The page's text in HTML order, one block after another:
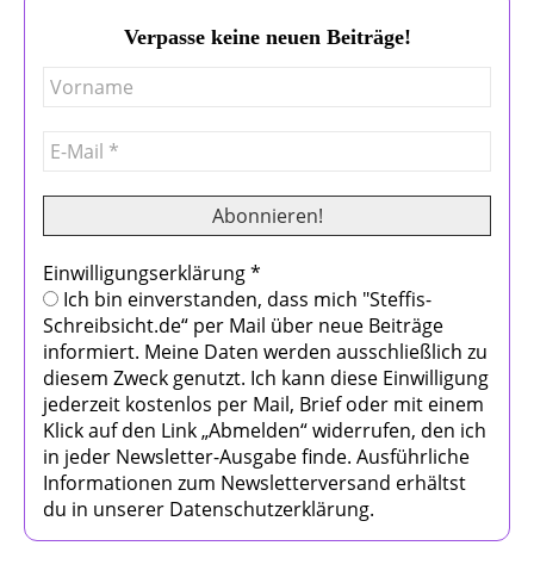
Verpasse keine neuen Beiträge!
Einwilligungserklärung*
Ich bin einverstanden, dass mich "Steffis-
Schreibsicht.de“ per Mail über neue Beiträge
informiert. Meine Daten werden ausschließlich zu
diesem Zweck genutzt. Ich kann diese Einwilligung
jederzeit kostenlos per Mail, Brief oder mit einem
Klick auf den Link „Abmelden“ widerrufen, den ich
in jeder Newsletter-Ausgabe finde. Ausführliche
Informationen zum Newsletterversand erhältst
du in unserer Datenschutzerklärung.